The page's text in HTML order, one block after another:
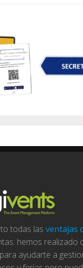
todas lasventajas
hemos realizado
ayudarte a